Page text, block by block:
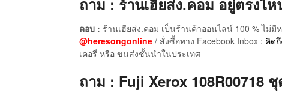
ตอบ : ร้านเฮียส่ง.คอม เป็นร้านค้าออนไลน์ 100 % ไม่
@heresongonline / สั่งซื้อทาง Facebook Inbox : คิด
เคอรี่ หรือ ขนส่งชั้นนำในประเทศ
ถาม : Fuji Xerox 108R00718